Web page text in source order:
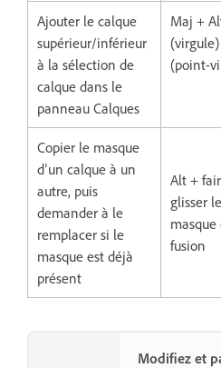
Ajouter le calque
supérieur/inférieur
à la sélection de
calque dans le
panneau Calques
Maj +
(point-
Copier le masque
d’un calque à un
autre, puis
demander à le
remplacer si le
masque est déjà
présent
Alt +
glisser le
masque
fusion
Modifiez et